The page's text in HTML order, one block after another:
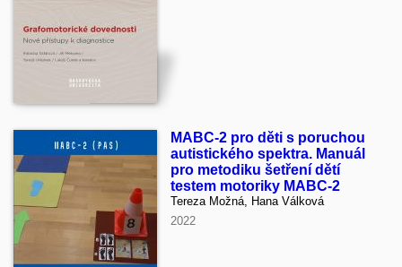
MABC-2 pro děti s poruchou
autistického spektra. Manuál
pro metodiku šetření dětí
testem motoriky MABC-2
Tereza Možná, Hana Válková
2022